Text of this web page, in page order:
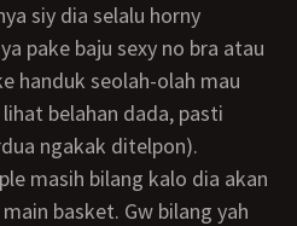
siy dia selalu horny
pake baju sexy no bra atau
handuk seolah-olah mau
belahan dada, pasti
ngakak ditelpon).
basket. Gw bilang yah